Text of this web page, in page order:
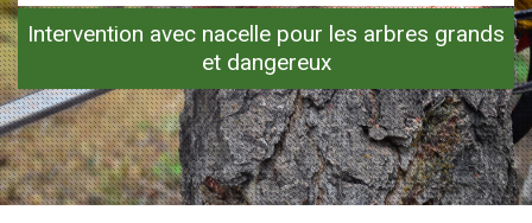
Intervention avec nacelle pour les arbres grands
et dangereux